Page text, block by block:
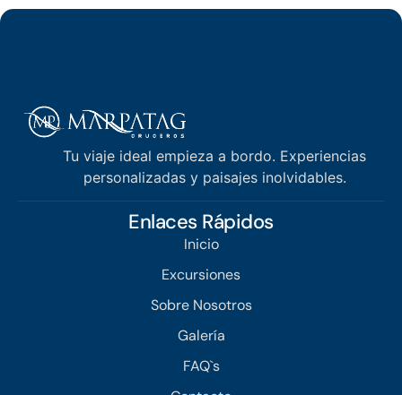
Tu viaje ideal empieza a bordo. Experiencias
personalizadas y paisajes inolvidables.
Enlaces Rápidos
Inicio
Excursiones
Sobre Nosotros
Galería
FAQ`s